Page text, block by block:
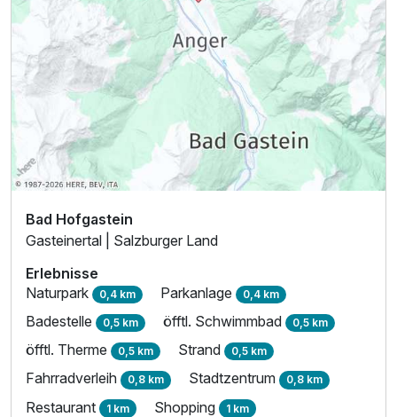
Bad Hofgastein
Gasteinertal | Salzburger Land
Erlebnisse
Naturpark 0,4 km Parkanlage 0,4 km
Badestelle 0,5 km öfftl. Schwimmbad 0,5 km
öfftl. Therme 0,5 km Strand 0,5 km
Fahrradverleih 0,8 km Stadtzentrum 0,8 km
Restaurant 1 km Shopping 1 km